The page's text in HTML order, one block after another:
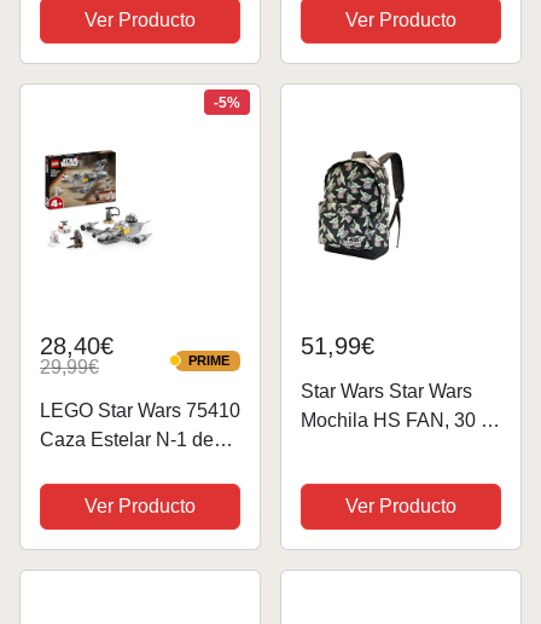
Personaje y
Accesorios, Juguete de
The Mandalorian para
Ver Producto
Wars/The Mandalorian
Azul
Ver Producto
-5%
28,40€
29,99€ PRIME
PRIME
LEGO Star Wars 75410
Caza Estelar N-1 de
Maqueta de Juguete
con Figuras del
Mandaloriano, Baby
Ver Producto
51,99€
Star Wars Star Wars
Mochila HS FAN, 30 x
Ver Producto